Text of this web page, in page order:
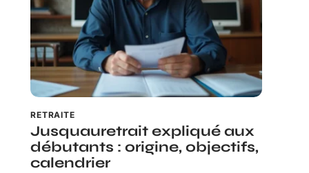
RETRAITE
Jusquauretrait expliqué aux
débutants : origine, objectifs,
calendrier